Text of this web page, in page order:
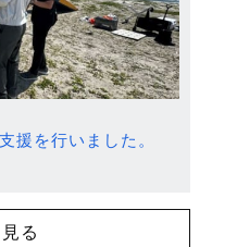
援を行いました。
る